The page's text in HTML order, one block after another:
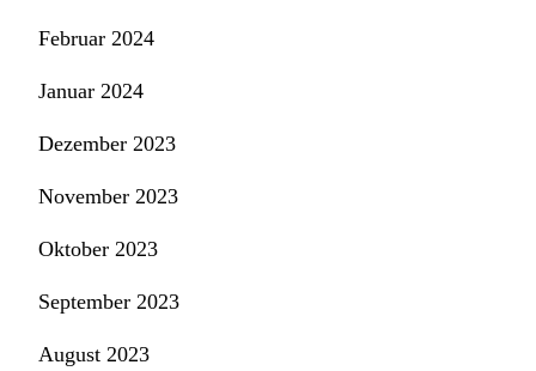
Februar 2024
Januar 2024
Dezember 2023
November 2023
Oktober 2023
September 2023
August 2023